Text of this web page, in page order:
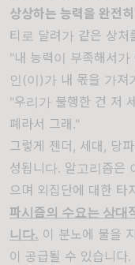
상상하는 능력을 완전
티로 달려가 같은 상처
"내 능력이 부족해서
인(이)가 내 몫을 가져
"우리가 불행한 건 저
폐라서 그래."
그렇게 젠더, 세대, 당
성됩니다. 알고리즘은
으며 외집단에 대한 타
파시즘의 수요는 상대
니다. 이 분노에 불을
이 공급될 수 있습니다.